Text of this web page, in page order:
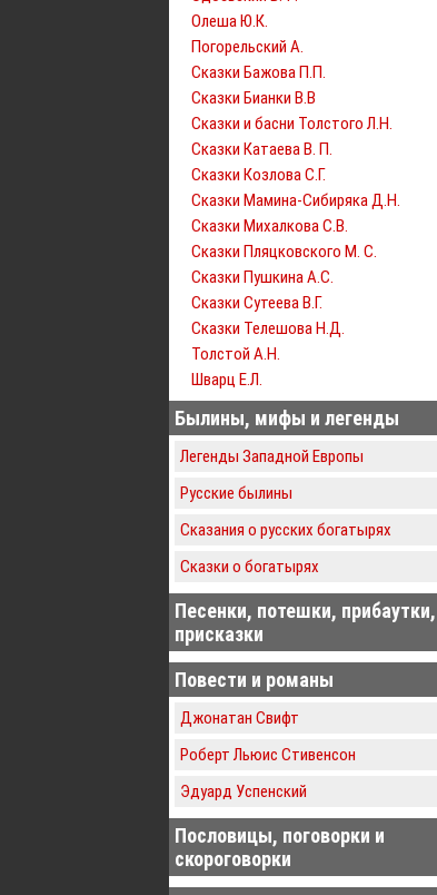
Олеша Ю.К.
Погорельский А.
Сказки Бажова П.П.
Сказки Бианки В.В
Сказки и басни Толстого Л.Н.
Сказки Катаева В. П.
Сказки Козлова С.Г.
Сказки Мамина-Сибиряка Д.Н.
Сказки Михалкова С.В.
Сказки Пляцковского М. С.
Сказки Пушкина А.С.
Сказки Сутеева В.Г.
Сказки Телешова Н.Д.
Толстой А.Н.
Шварц Е.Л.
Былины, мифы и легенды
Легенды Западной Европы
Русские былины
Сказания о русских богатырях
Сказки о богатырях
Песенки, потешки, прибаутки,
присказки
Повести и романы
Джонатан Свифт
Роберт Льюис Стивенсон
Эдуард Успенский
Пословицы, поговорки и
скороговорки